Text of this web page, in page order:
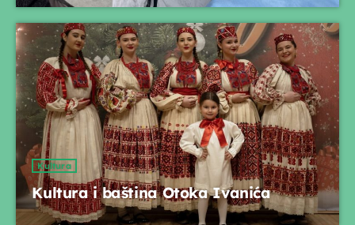
Kultura
Kultura i baština Otoka Ivanića